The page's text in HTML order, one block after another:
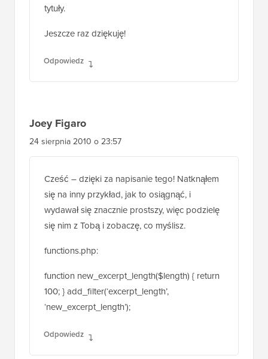
tytuły.
Jeszcze raz dziękuję!
Odpowiedz
Joey Figaro
24 sierpnia 2010 o 23:57
Cześć – dzięki za napisanie tego! Natknąłem
się na inny przykład, jak to osiągnąć, i
wydawał się znacznie prostszy, więc podzielę
się nim z Tobą i zobaczę, co myślisz.
functions.php:
function new_excerpt_length($length) { return
100; } add_filter(‘excerpt_length’,
‘new_excerpt_length’);
Odpowiedz